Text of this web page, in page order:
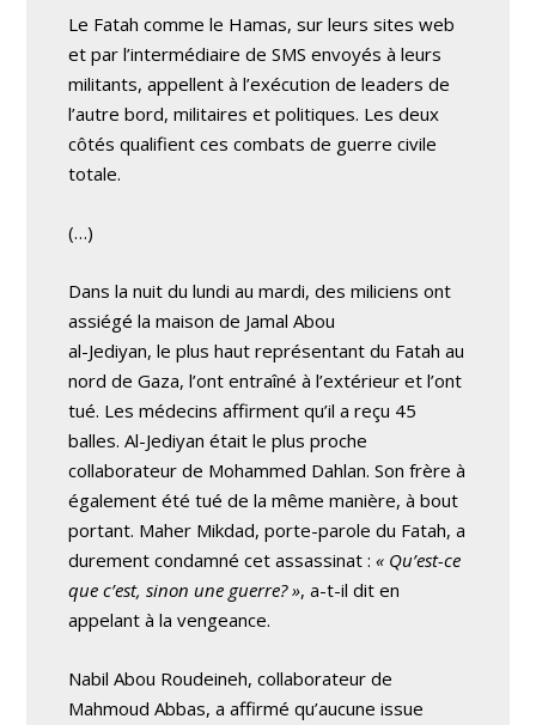
Le Fatah comme le Hamas, sur leurs sites web
et par l’intermédiaire de SMS envoyés à leurs
militants, appellent à l’exécution de leaders de
l’autre bord, militaires et politiques. Les deux
côtés qualifient ces combats de guerre civile
totale.
(…)
Dans la nuit du lundi au mardi, des miliciens ont
assiégé la maison de Jamal Abou
al-Jediyan, le plus haut représentant du Fatah au
nord de Gaza, l’ont entraîné à l’extérieur et l’ont
tué. Les médecins affirment qu’il a reçu 45
balles. Al-Jediyan était le plus proche
collaborateur de Mohammed Dahlan. Son frère à
également été tué de la même manière, à bout
portant. Maher Mikdad, porte-parole du Fatah, a
durement condamné cet assassinat :« Qu’est-ce
que c’est, sinon une guerre? », a-t-il dit en
appelant à la vengeance.
Nabil Abou Roudeineh, collaborateur de
Mahmoud Abbas, a affirmé qu’aucune issue